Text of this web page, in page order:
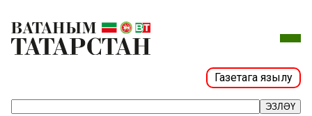
Газетага язылу
ЭЗЛӘҮ